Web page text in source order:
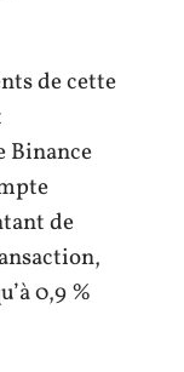
de cette
Binance
de
0,9 %